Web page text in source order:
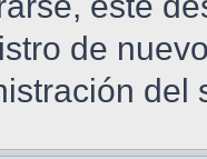
de
del